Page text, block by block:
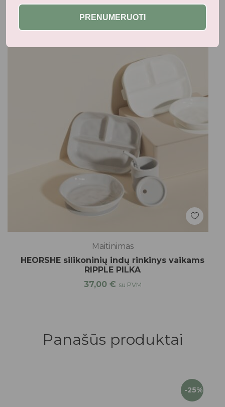
Maitinimas
HEORSHE silikoninių indų rinkinys vaikams
RIPPLE PILKA
37,00 € su PVM
Panašūs produktai
-25%
PRENUMERUOTI